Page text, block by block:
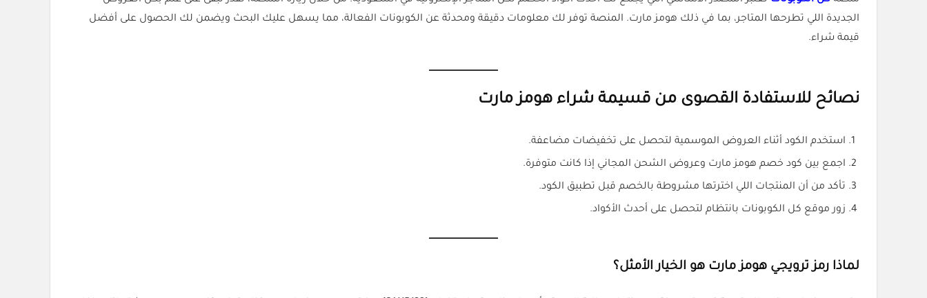
الجديدة اللي تطرحها المتاجر، بما في ذلك هومز مارت. المنصة توفر لك معلومات دقيقة ومحدثة عن الكوبونات الفعالة، مما يسهل عليك البحث ويضمن لك الحصول على أفضل
قيمة شراء.
نصائح للاستفادة القصوى من قسيمة شراء هومز مارت
استخدم الكود أثناء العروض الموسمية لتحصل على تخفيضات مضاعفة.
اجمع بين كود خصم هومز مارت وعروض الشحن المجاني إذا كانت متوفرة.
تأكد من أن المنتجات اللي اخترتها مشروطة بالخصم قبل تطبيق الكود.
زور موقع كل الكوبونات بانتظام لتحصل على أحدث الأكواد.
لماذا رمز ترويجي هومز مارت هو الخيار الأمثل؟